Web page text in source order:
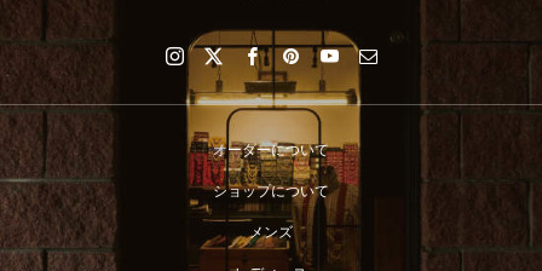
オーダーについて
ショップについて
メンズ